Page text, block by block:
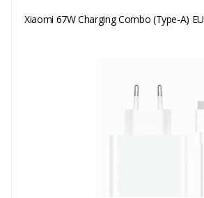
Xiaomi 67W Charging Combo (Type-A) EU